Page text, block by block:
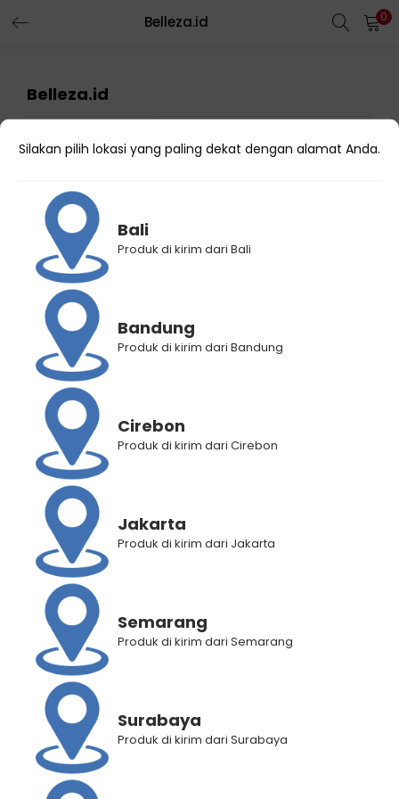
Belleza.id 0
Belleza.id
Kode Reseller
Nama Online
Shop
Link Toko
BANTUAN
Panduan Pembelian
Panduan Registrasi
Panduan Pemilihan Cabang Pengiriman
Panduan Lacak Pengiriman
Lacak Pengiriman
Hubungi Kami
KEBIJAKAN KAMI
Syarat dan Ketentuan
Kebijakan Privasi
Silakan pilih lokasi yang paling dekat dengan alamat Anda.
Bali
Produk di kirim dari Bali
Bandung
Produk di kirim dari Bandung
Cirebon
Produk di kirim dari Cirebon
Jakarta
Produk di kirim dari Jakarta
Semarang
Produk di kirim dari Semarang
Surabaya
Produk di kirim dari Surabaya